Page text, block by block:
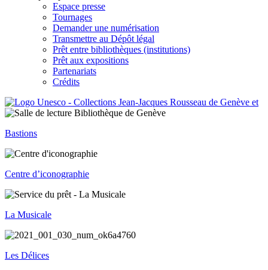
Espace presse
Tournages
Demander une numérisation
Transmettre au Dépôt légal
Prêt entre bibliothèques (institutions)
Prêt aux expositions
Partenariats
Crédits
Bastions
Centre d’iconographie
La Musicale
Les Délices